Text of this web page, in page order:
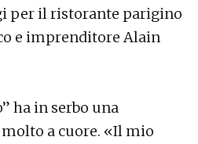
per il ristorante parigino
e imprenditore Alain
ha in serbo una
a cuore. «Il mio